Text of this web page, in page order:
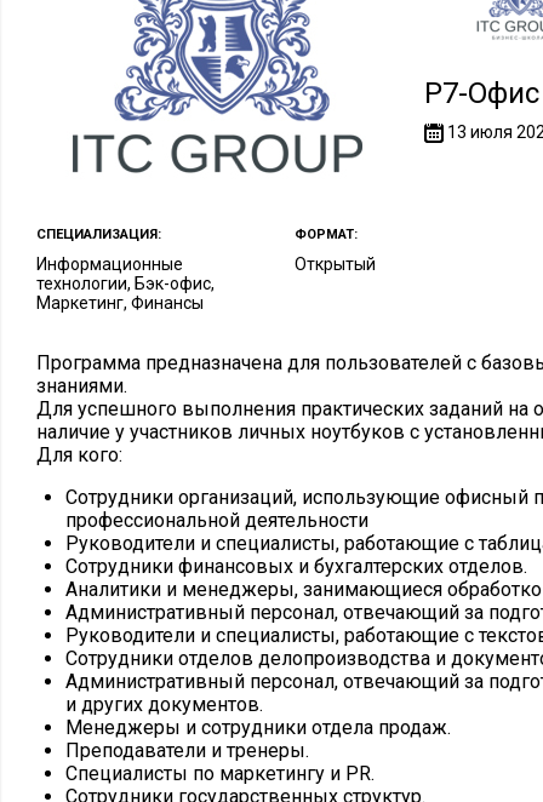
Р7-Офис
13 июля
СПЕЦИАЛИЗАЦИЯ:
Информационные
технологии, Бэк-офис,
Маркетинг, Финансы
ФОРМАТ:
Открытый
Программа предназначена для пользователей с
знаниями.
Для успешного выполнения практических заданий на
наличие у участников личных ноутбуков с
Для кого:
Сотрудники организаций, использующие офисный
профессиональной деятельности
Руководители и специалисты, работающие с
Сотрудники финансовых и бухгалтерских отделов.
Аналитики и менеджеры, занимающиеся
Административный персонал, отвечающий за
Руководители и специалисты, работающие с
Сотрудники отделов делопроизводства и
Административный персонал, отвечающий за
и других документов.
Менеджеры и сотрудники отдела продаж.
Преподаватели и тренеры.
Специалисты по маркетингу и PR.
Сотрудники государственных структур.